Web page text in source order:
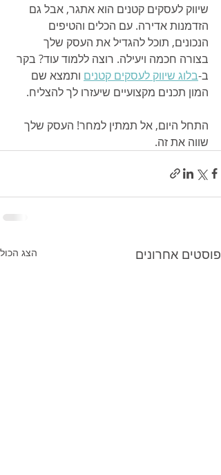
שיווק לעסקים קטנים הוא אתגר, אבל גם
הזדמנות אדירה. עם הכלים והטיפים
הנכונים, תוכל להגדיל את העסק שלך
בצורה חכמה ויעילה. רוצה ללמוד עוד? בקר
ב-בלוג שיווק לעסקים קטנים ותמצא שם
המון תכנים מקצועיים שיעזרו לך להצליח.
התחל היום, אל תמתין למחר! העסק שלך
שווה את זה.
פוסטים אחרונים הצג הכול